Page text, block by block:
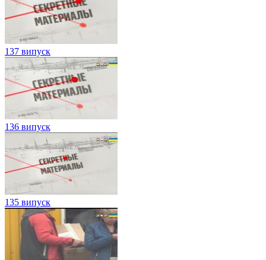
137 випуск
136 випуск
135 випуск